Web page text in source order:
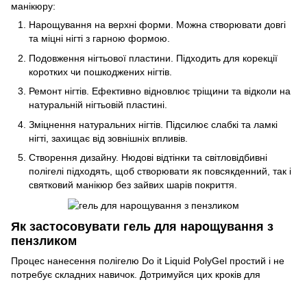
манікюру:
Нарощування на верхні форми. Можна створювати довгі
та міцні нігті з гарною формою.
Подовження нігтьової пластини. Підходить для корекції
коротких чи пошкоджених нігтів.
Ремонт нігтів. Ефективно відновлює тріщини та відколи на
натуральній нігтьовій пластині.
Зміцнення натуральних нігтів. Підсилює слабкі та ламкі
нігті, захищає від зовнішніх впливів.
Створення дизайну. Нюдові відтінки та світловідбивні
полігелі підходять, щоб створювати як повсякденний, так і
святковий манікюр без зайвих шарів покриття.
Як застосовувати гель для нарощування з
пензликом
Процес нанесення полігелю Do it Liquid PolyGel простий і не
потребує складних навичок. Дотримуйся цих кроків для